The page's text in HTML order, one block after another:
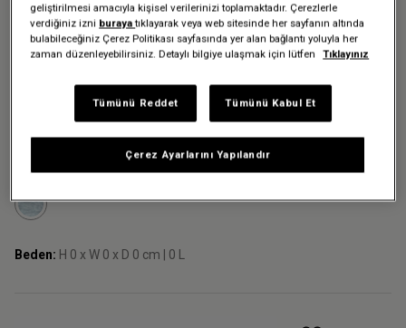
DIESEL X EASTPAK DIESEL
SPRINGER DSL TROMPE BEL
ÇANTASI
2.939,30 TL
4.199,00 TL -%30
Renk:Dsl Trompe
Beden: H 0 x W 0 x D 0 cm | 0 L
geliştirilmesi amacıyla kişisel verilerinizi toplamaktadır. Çerezlerle
verdiğiniz izni burayatıklayarak veya web sitesinde her sayfanın altında
bulabileceğiniz Çerez Politikası sayfasında yer alan bağlantı yoluyla her
zaman düzenleyebilirsiniz. Detaylı bilgiye ulaşmak için lütfen
Tıklayınız
Çerez Ayarlarını Yapılandır
Tümünü Reddet Tümünü Kabul Et